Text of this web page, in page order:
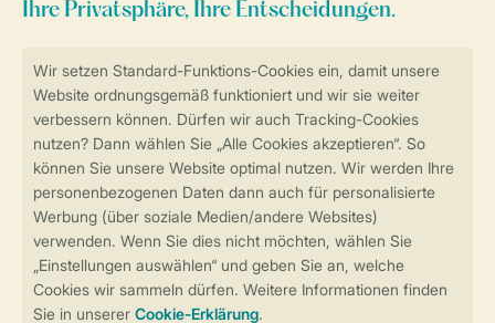
Sicherstellung Deiner Privatsphäre
Weitere Informationen und Einstellungen
Sicher und schnell zur Online-Buchung
Sichere Datenübertragung
Sicheres Bezahlen